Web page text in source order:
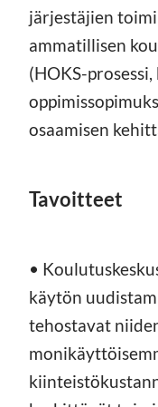
järjestäjien
ammatillisen
(HOKS-
osaamisen
Tavoitteet
•
käytön
tehostavat